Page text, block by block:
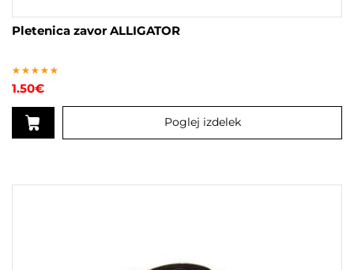
Pletenica zavor ALLIGATOR
Ocenjeno
4.67
1.50€
Poglej izdelek